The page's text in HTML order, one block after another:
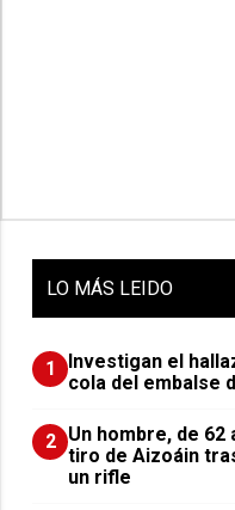
LO MÁS LEIDO
1
Investigan el
cola del embalse
2 Un hombre, de
tiro de Aizoáin
un rifle